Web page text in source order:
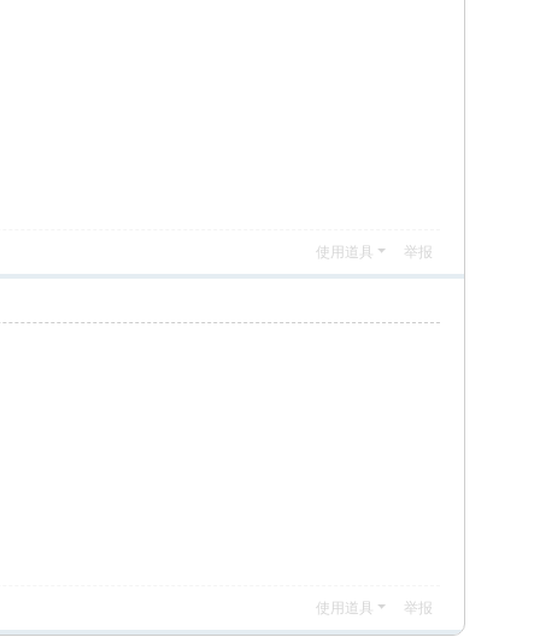
使用道具 举报
使用道具 举报